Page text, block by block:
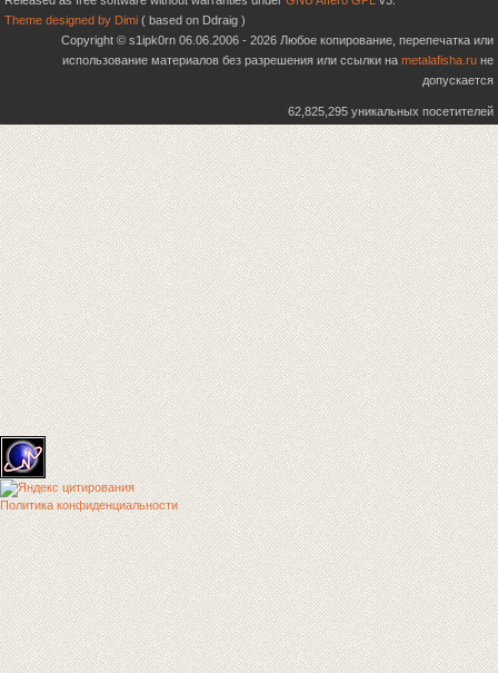
Theme designed by Dimi ( based on Ddraig )
Copyright © s1ipk0rn 06.06.2006 - 2026 Любое копирование, перепечатка или
использование материалов без разрешения или ссылки на metalafisha.ru не
допускается
62,825,295 уникальных посетителей
Политика конфиденциальности